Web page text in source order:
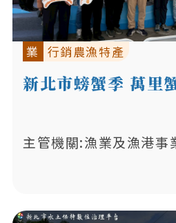
業 行銷農漁特產
新北市螃蟹季 萬里
主管機關:漁業及漁港事